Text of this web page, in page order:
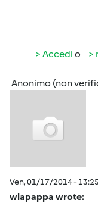
Accedi o
Anonimo (non
Ven, 01/17/2014 - 13:25
wlapappa wrote: